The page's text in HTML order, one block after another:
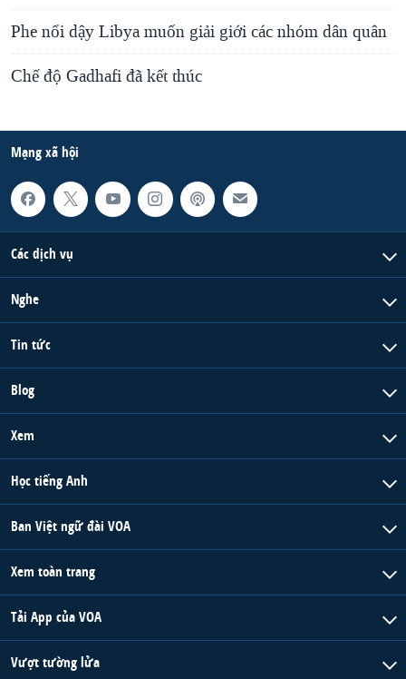
Phe nổi dậy Libya muốn giải giới các nhóm dân quân
Chế độ Gadhafi đã kết thúc
Mạng xã hội
Các dịch vụ
Nghe
Tin tức
Blog
Xem
Học tiếng Anh
Ban Việt ngữ đài VOA
Xem toàn trang
Tải App của VOA
Vượt tường lửa